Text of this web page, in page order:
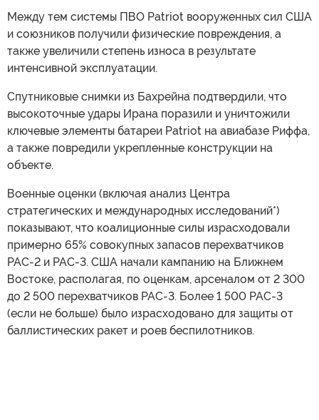
Между тем системы ПВО Patriot вооруженных сил США
и союзников получили физические повреждения, а
также увеличили степень износа в результате
интенсивной эксплуатации.
Спутниковые снимки из Бахрейна подтвердили, что
высокоточные удары Ирана поразили и уничтожили
ключевые элементы батареи Patriot на авиабазе Риффа,
а также повредили укрепленные конструкции на
объекте.
Военные оценки (включая анализ Центра
стратегических и международных исследований*)
показывают, что коалиционные силы израсходовали
примерно 65% совокупных запасов перехватчиков
PAC-2 и PAC-3. США начали кампанию на Ближнем
Востоке, располагая, по оценкам, арсеналом от 2 300
до 2 500 перехватчиков PAC-3. Более 1 500 PAC-3
(если не больше) было израсходовано для защиты от
баллистических ракет и роев беспилотников.